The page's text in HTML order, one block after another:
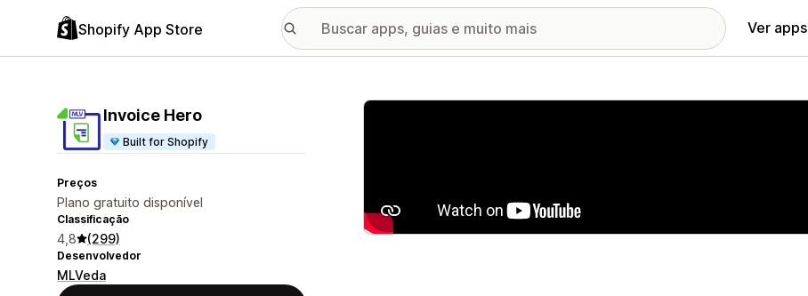
Shopify App Store Ver apps
Invoice Hero
Built for Shopify
Preços
Plano gratuito disponível
Classificação
4,8 (299)
Desenvolvedor
MLVeda
Galeria de imagens em destaque